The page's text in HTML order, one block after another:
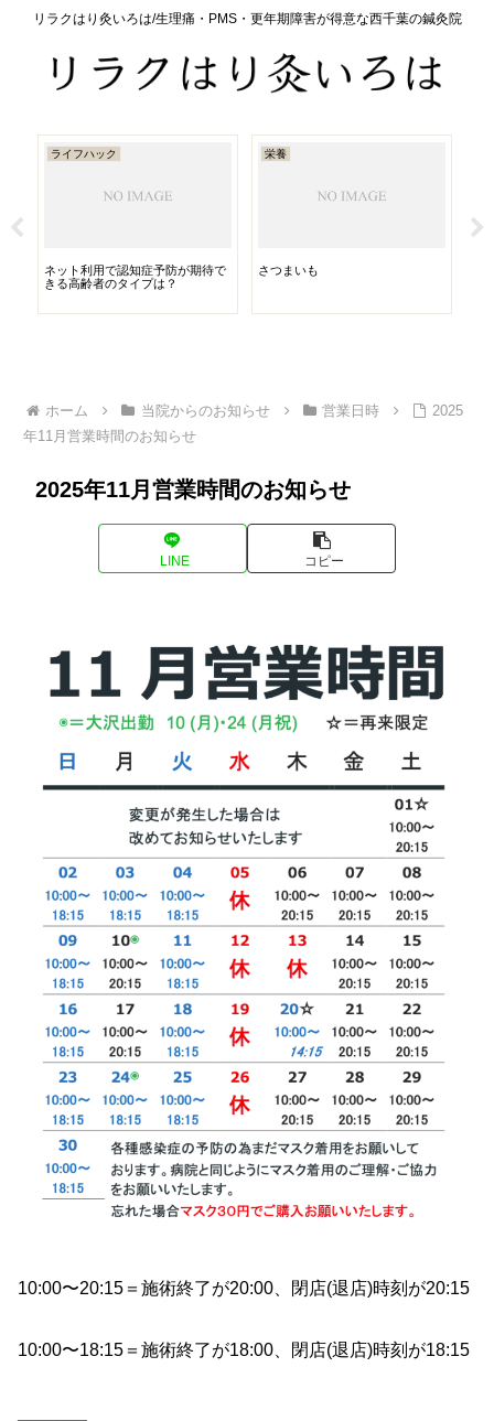
リラクはり灸いろは/生理痛・PMS・更年期障害が得意な西千葉の鍼灸院
ライフハック
ネット利用で認知症予防が期待で
きる高齢者のタイプは？
栄養
さつまいも
ホーム 当院からのお知らせ 営業日時
2025
年11月営業時間のお知らせ
2025年11月営業時間のお知らせ
LINE コピー
10:00〜20:15＝施術終了が20:00、閉店(退店)時刻が20:15
10:00〜18:15＝施術終了が18:00、閉店(退店)時刻が18:15